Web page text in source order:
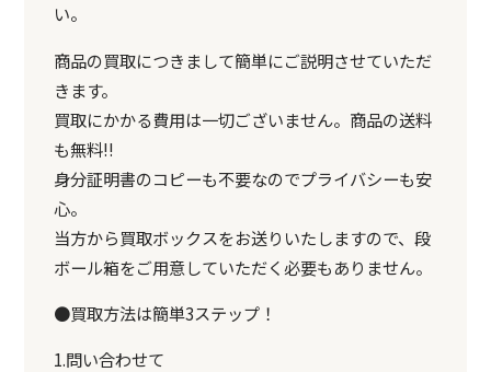
い。
商品の買取につきまして簡単にご説明させていただ
きます。
買取にかかる費用は一切ございません。商品の送料
も無料!!
身分証明書のコピーも不要なのでプライバシーも安
心。
当方から買取ボックスをお送りいたしますので、段
ボール箱をご用意していただく必要もありません。
●買取方法は簡単3ステップ！
1.問い合わせて